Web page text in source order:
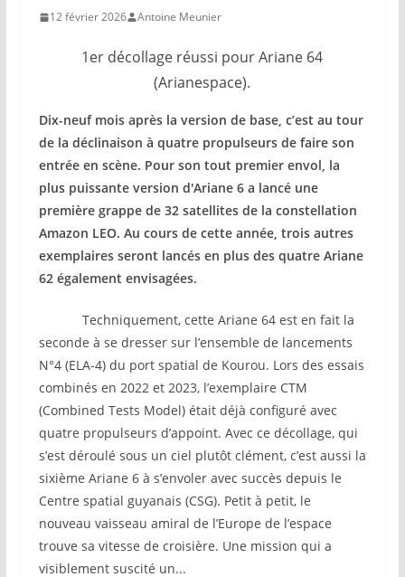
12 février 2026 Antoine Meunier
1er décollage réussi pour Ariane 64
(Arianespace).
Dix-neuf mois après la version de base, c’est au tour
de la déclinaison à quatre propulseurs de faire son
entrée en scène. Pour son tout premier envol, la
plus puissante version d'Ariane 6 a lancé une
première grappe de 32 satellites de la constellation
Amazon LEO. Au cours de cette année, trois autres
exemplaires seront lancés en plus des quatre Ariane
62 également envisagées.
Techniquement, cette Ariane 64 est en fait la
seconde à se dresser sur l’ensemble de lancements
N°4 (ELA-4) du port spatial de Kourou. Lors des essais
combinés en 2022 et 2023, l’exemplaire CTM
(Combined Tests Model) était déjà configuré avec
quatre propulseurs d’appoint. Avec ce décollage, qui
s’est déroulé sous un ciel plutôt clément, c’est aussi la
sixième Ariane 6 à s’envoler avec succès depuis le
Centre spatial guyanais (CSG). Petit à petit, le
nouveau vaisseau amiral de l’Europe de l’espace
trouve sa vitesse de croisière. Une mission qui a
visiblement suscité un...